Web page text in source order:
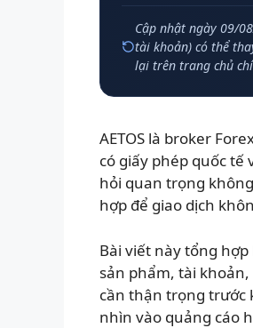
Cập nhật ngày 09/
tài khoản) có thể
lại trên trang chủ
AETOS là broker
có giấy phép quốc tế
hỏi quan trọng không
hợp để giao dịch
Bài viết này tổng
sản phẩm, tài
cần thận trọng trước
nhìn vào quảng cáo